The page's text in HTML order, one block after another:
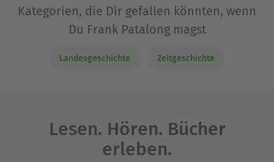
Kategorien, die Dir gefallen könnten, wenn
Du Frank Patalong magst
Landesgeschichte Zeitgeschichte
Lesen. Hören. Bücher
erleben.